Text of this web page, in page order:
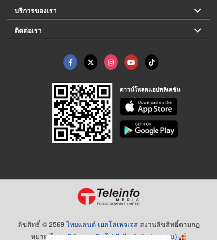
บริการของเรา
ติดต่อเรา
ดาวน์โหลดแอปพลิเคชัน
ลิขสิทธิ์ © 2569ไทยแลนด์ เยลโล่เพจเจส สงวนลิขสิทธิ์ตามกฏ
หมาย โดยบริษัท เทเลอินโฟ มีเดีย จำกัด (มหาชน)